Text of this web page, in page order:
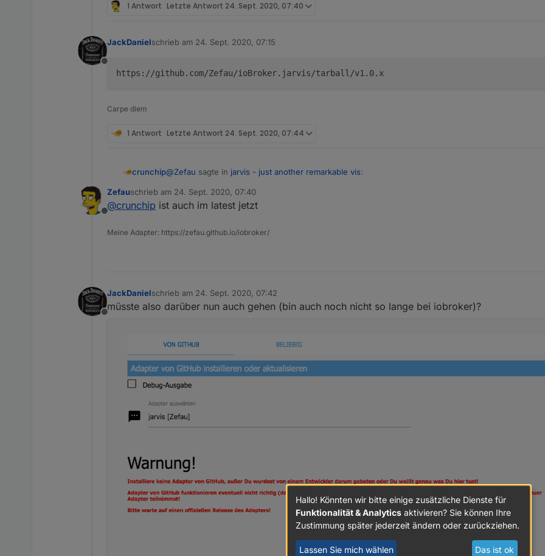
1 Antwort Letzte Antwort 24. Sept. 2020, 07:40
Offline
JackDanielschrieb am 24. Sept. 2020, 07:15
zuletzt editiert von
https://github.com/Zefau/ioBroker.jarvis/tarball/v1.0.x
Carpe diem
1 Antwort Letzte Antwort 24. Sept. 2020, 07:44
crunchip@Zefau sagte in jarvis - just another remarkable vis:
Sollte mit rc.15 behoben sein.
Guten Morgen, irgendwie hab ich heute nicht ausgeschlafen, versuche die Version zu laden.
Offline
Zefauschrieb am 24. Sept. 2020, 07:40
zuletzt editiert von
@crunchip ist auch im latest jetzt
Meine Adapter: https://zefau.github.io/iobroker/
Offline
JackDanielschrieb am 24. Sept. 2020, 07:42
zuletzt editiert von
müsste also darüber nun auch gehen (bin auch noch nicht so lange bei iobroker)?
Hallo! Könnten wir bitte einige zusätzliche Dienste für
Funktionalität & Analytics aktivieren? Sie können Ihre
Zustimmung später jederzeit ändern oder zurückziehen.
Lassen Sie mich wählen Das ist ok